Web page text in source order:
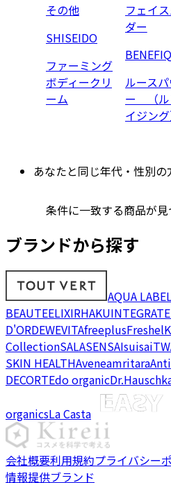
その他
SHISEIDO
ファーミング
ボディークリ
ーム
フェイ
ダー
ルース
ー （ル
イジング
あなたと同じ年代・性別
条件に一致する商品が
ブランドから探す
AQUA LABEL
BEAUTEELIXIRHAKUINTEGRATE
D'ORDEWEVITAfreeplusFreshel
CollectionSALASENSAIsuisai
SKIN HEALTHAveneamritara
DECORTEdo organic
organicsLa Casta
会社概要利用規約プライバシー
情報提供ブランド